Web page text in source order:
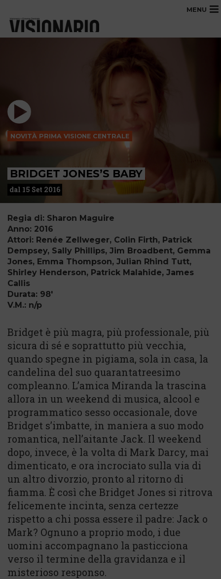
MENU
NOVITÀ PRIMA VISIONE CENTRALE
BRIDGET JONES’S BABY
dal 15 Set 2016
Regia di: Sharon Maguire
Anno: 2016
Attori: Renée Zellweger, Colin Firth, Patrick
Dempsey, Sally Phillips, Jim Broadbent, Gemma
Jones, Emma Thompson, Julian Rhind Tutt,
Shirley Henderson, Patrick Malahide, James
Callis
Durata: 98'
V.M.: n/p
Bridget è più magra, più professionale, più
sicura di sé e soprattutto più vecchia,
quando spegne in pigiama, sola in casa, la
candelina del suo quarantatreesimo
compleanno. L’amica Miranda la trascina
allora in un weekend di musica, alcool e
programmatico sesso occasionale, dove
Bridget s’imbatte, in maniera a suo modo
romantica, nell’aitante Jack. Il weekend
dopo, invece, è la volta di Mark Darcy, mai
dimenticato, e ora incrociato sulla via di
un altro divorzio, pronto al ritorno di
fiamma. È così che Bridget Jones si ritrova
felicemente incinta, senza certezze
rispetto a chi possa essere il padre: Jack o
Mark? Ognuno a proprio modo, i due
uomini accompagnano la pasticciona
verso il termine della gravidanza e il
misterioso responso.